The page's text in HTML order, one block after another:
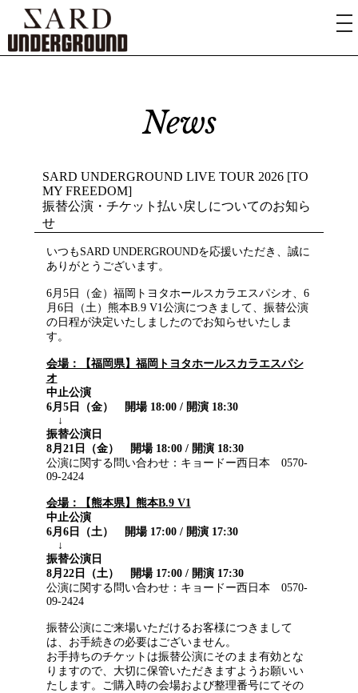
News
SARD UNDERGROUND LIVE TOUR 2026 [TO
MY FREEDOM]
振替公演・チケット払い戻しについてのお知ら
せ
いつもSARD UNDERGROUNDを応援いただき、誠に
ありがとうございます。
6⽉5⽇（⾦）福岡トヨタホールスカラエスパシオ、6
⽉6⽇（⼟）熊本B.9 V1公演につきまして、振替公演
の日程が決定いたしましたのでお知らせいたしま
す。
会場：【福岡県】福岡トヨタホールスカラエスパシ
オ
中止公演
6月5日（金） 開場 18:00 / 開演 18:30
↓
振替公演日
8月21日（金） 開場 18:00 / 開演 18:30
公演に関する問い合わせ：キョードー西日本 0570-
09-2424
会場：【熊本県】熊本B.9 V1
中止公演
6月6日（土） 開場 17:00 / 開演 17:30
↓
振替公演日
8月22日（土） 開場 17:00 / 開演 17:30
公演に関する問い合わせ：キョードー西日本 0570-
09-2424
振替公演にご来場いただけるお客様につきまして
は、お手続きの必要はございません。
お手持ちのチケットは振替公演にそのまま有効とな
りますので、大切に保管いただきますようお願いい
たします。ご購入時の会場および整理番号にてその